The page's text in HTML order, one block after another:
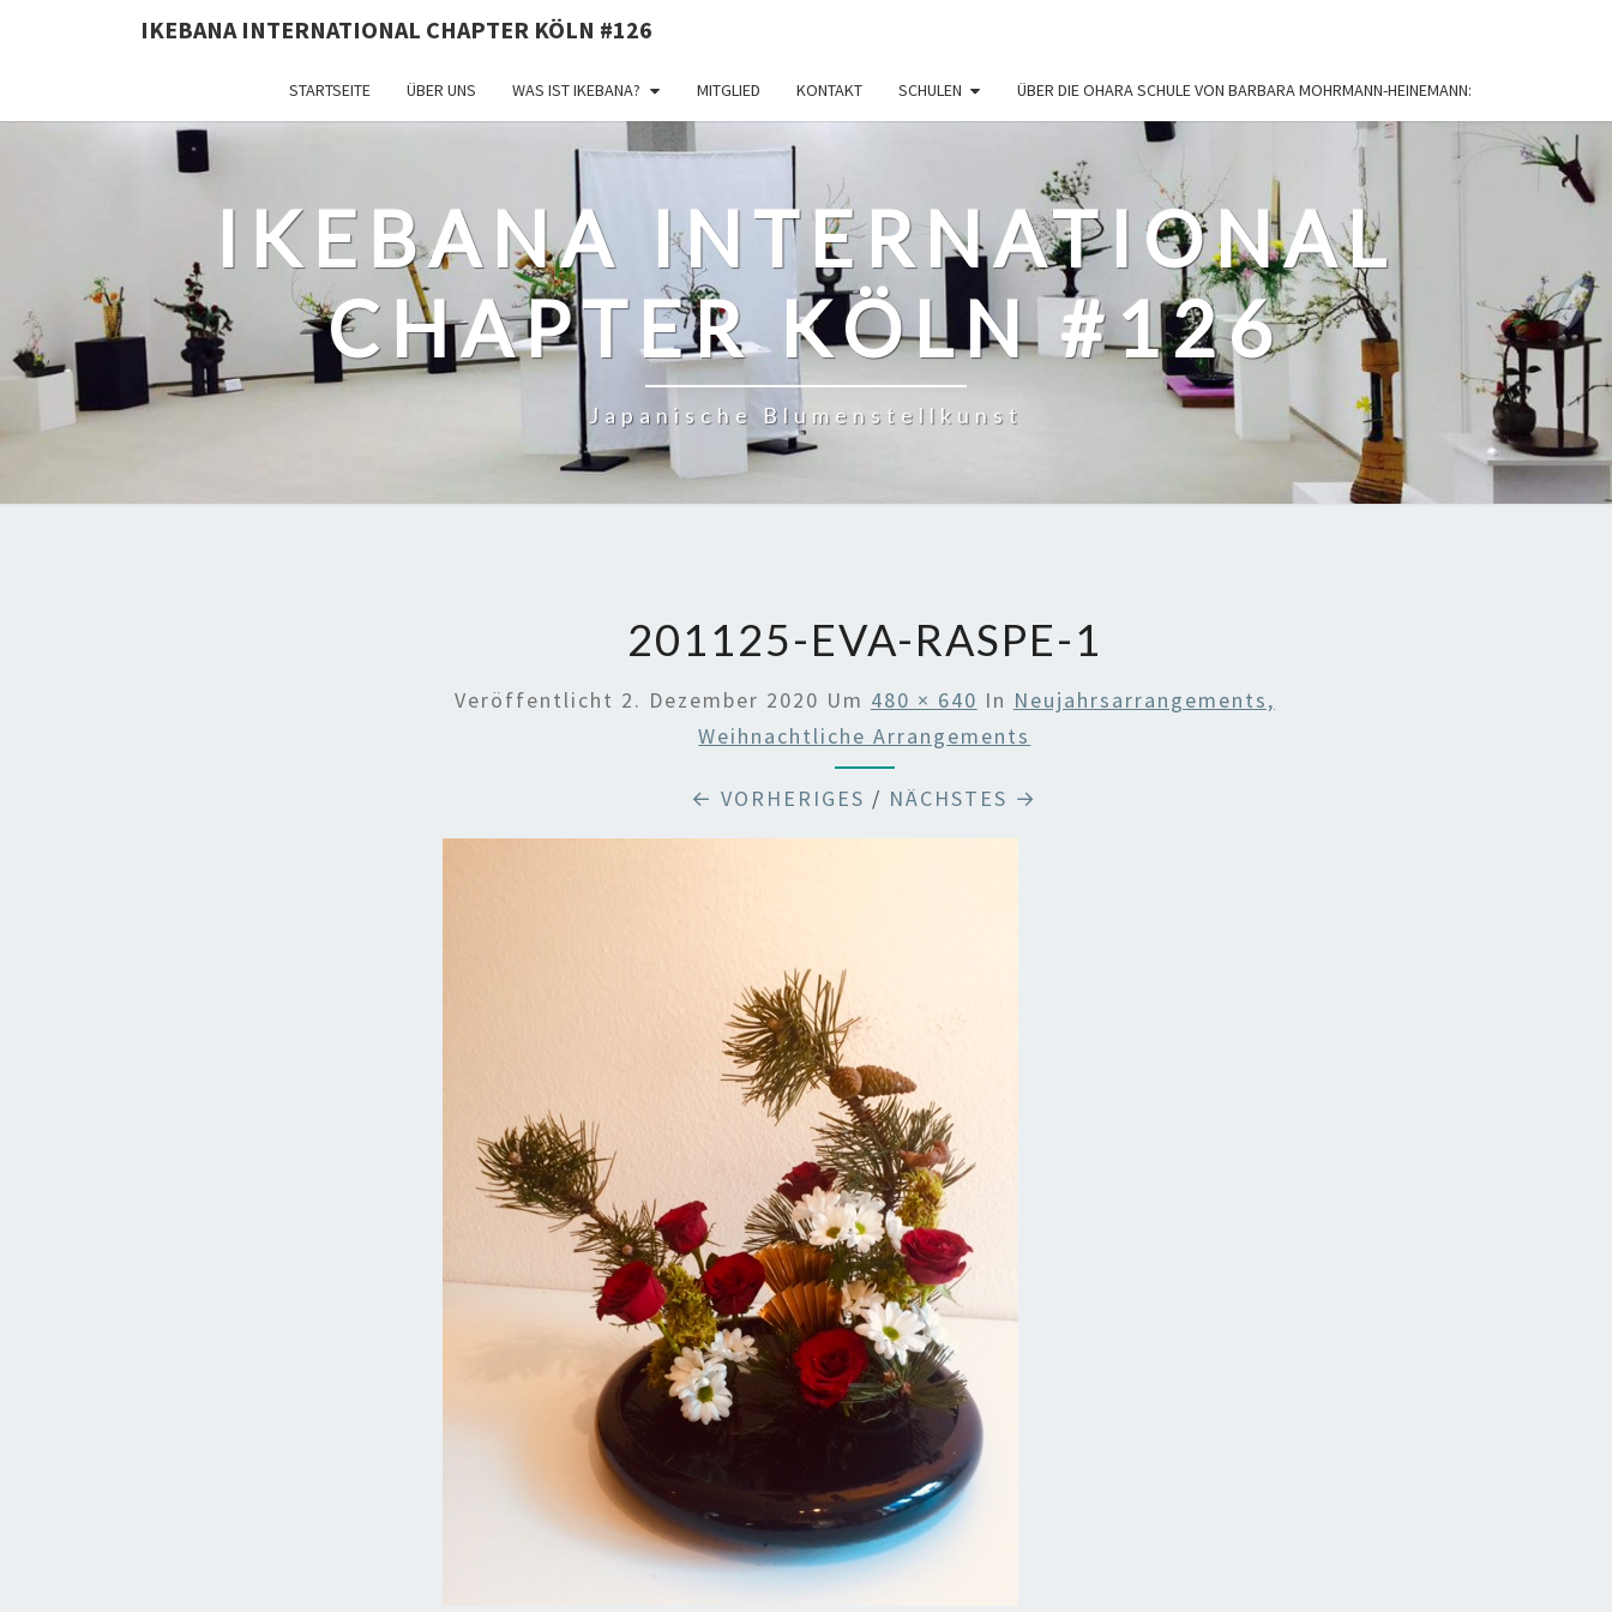
IKEBANA INTERNATIONAL CHAPTER KÖLN #126
STARTSEITE ÜBER UNS WAS IST IKEBANA? MITGLIED KONTAKT SCHULEN ÜBER DIE OHARA SCHULE VON BARBARA MOHRMANN-HEINEMANN:
IKEBANA INTERNATIONAL
CHAPTER KÖLN #126
Japanische Blumenstellkunst
201125-EVA-RASPE-1
Veröffentlicht 2. Dezember 2020 Um 480 × 640 In Neujahrsarrangements,
Weihnachtliche Arrangements
← VORHERIGES / NÄCHSTES →